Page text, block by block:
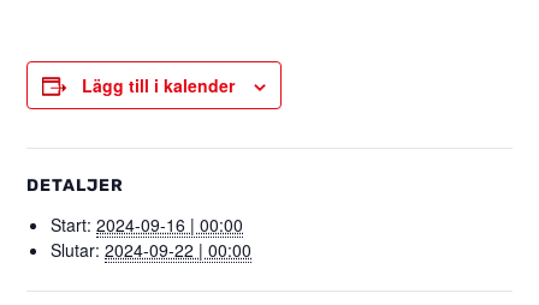
Lägg till i kalender
DETALJER
Start: 2024-09-16 | 00:00
Slutar: 2024-09-22 | 00:00